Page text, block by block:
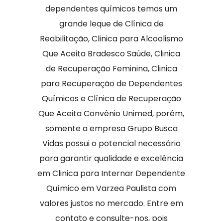
dependentes químicos temos um
grande leque de Clínica de
Reabilitação, Clinica para Alcoolismo
Que Aceita Bradesco Saúde, Clinica
de Recuperação Feminina, Clinica
para Recuperação de Dependentes
Químicos e Clínica de Recuperação
Que Aceita Convênio Unimed, porém,
somente a empresa Grupo Busca
Vidas possui o potencial necessário
para garantir qualidade e excelência
em Clinica para Internar Dependente
Químico em Varzea Paulista com
valores justos no mercado. Entre em
contato e consulte-nos, pois